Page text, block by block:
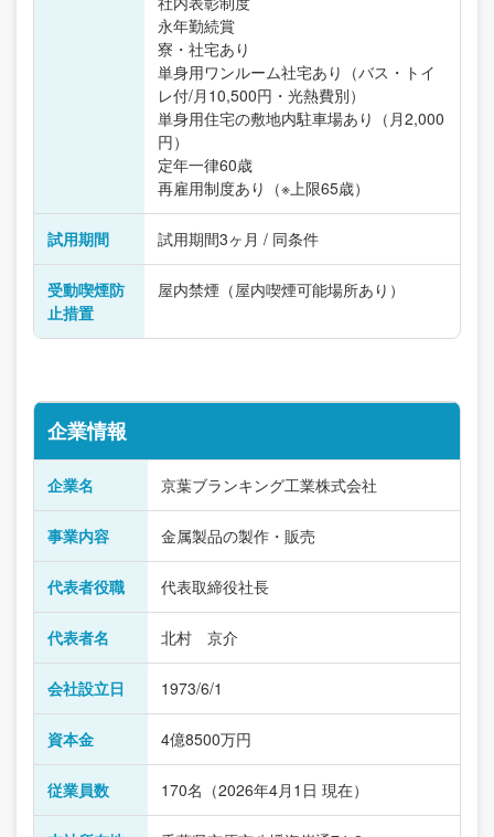
永年勤続賞
寮・社宅あり
単身用ワンルーム社宅あり（バス・トイ
レ付/月10,500円・光熱費別）
単身用住宅の敷地内駐車場あり（月2,000
円）
定年一律60歳
再雇用制度あり（※上限65歳）
試用期間 試用期間3ヶ月 / 同条件
受動喫煙防
止措置
屋内禁煙（屋内喫煙可能場所あり）
企業情報
企業名 京葉ブランキング工業株式会社
事業内容 金属製品の製作・販売
代表者役職 代表取締役社長
代表者名 北村 京介
会社設立日 1973/6/1
資本金 4億8500万円
従業員数 170名（2026年4月1日 現在）